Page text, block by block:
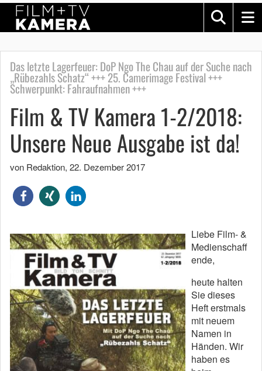
Das letzte Lagerfeuer: DoP Ngo The Chau auf der Suche nach
„Rübezahls Schatz“ +++ 25. Camerimage Festival +++
Schwerpunkt: Fahraufnahmen +++
Film & TV Kamera 1-2/2018:
Unsere Neue Ausgabe ist da!
von Redaktion, 22. Dezember 2017
Liebe Film- &
Medienschaff
ende,
heute halten
Sie dieses
Heft erstmals
mit neuem
Namen in
Händen. Wir
haben es